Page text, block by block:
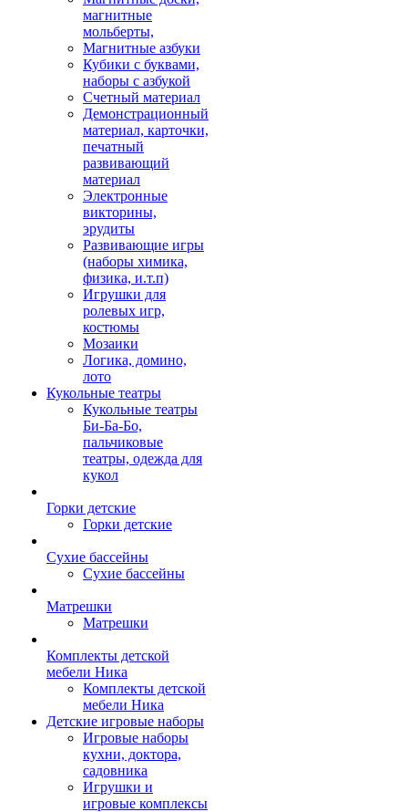
магнитные
мольберты,
Магнитные азбуки
Кубики с буквами,
наборы с азбукой
Счетный материал
Демонстрационный
материал, карточки,
печатный
развивающий
материал
Электронные
викторины,
эрудиты
Развивающие игры
(наборы химика,
физика, и.т.п)
Игрушки для
ролевых игр,
костюмы
Мозаики
Логика, домино,
лото
Кукольные театры
Кукольные театры
Би-Ба-Бо,
пальчиковые
театры, одежда для
кукол
Горки детские
Горки детские
Сухие бассейны
Сухие бассейны
Матрешки
Матрешки
Комплекты детской
мебели Ника
Комплекты детской
мебели Ника
Детские игровые наборы
Игровые наборы
кухни, доктора,
садовника
Игрушки и
игровые комплексы